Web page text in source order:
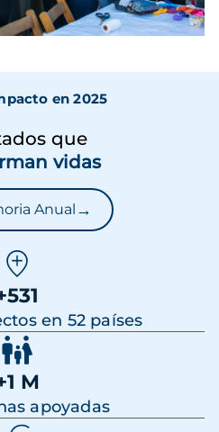
en 2025
que
vidas
Anual →
en 52 países
M
apoyadas